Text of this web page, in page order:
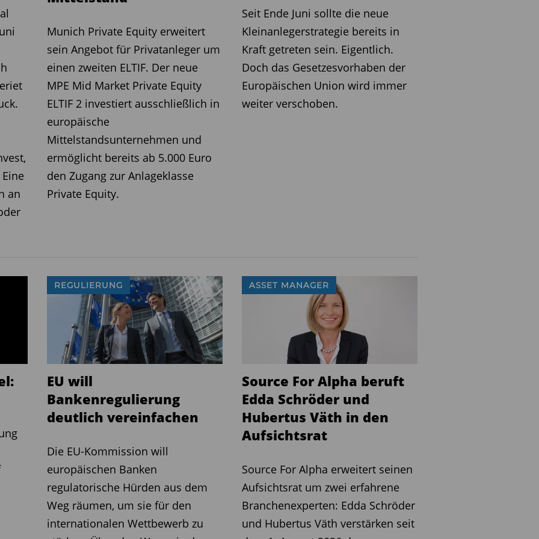
und in der Wirtschaft arbeiten lassen
für Kapital schaffen, in dem Anleger problemlos
und Unternehmen sich unabhängig von ihrem
Quellen finanzieren können
zentrale Grundsätze, auf denen
soll:
Wachstum und Beschäftigung
Kapitalmärkten ziehen
für alle 28 EU-Mitgliedstaaten schaffen, indem
Investitionen innerhalb der EU beseitigt und
globalen Kapitalmärkten fördert
stabiles Finanzsystem mit einem einheitlichen
und die Wettbewerbsfähigkeit der EU zu
und Asset Management e.V.
Plänen geäußert: „Der BVI
Kommission“, sagt Thomas Richter,
„Sie verbessern die
gesamtwirtschaftliche Aufgabe der
zwischen Kapitalangebot und -
verwalte derzeit über
Millionen private sowie
damit für Unternehmen und
und Innovation zur Verfügung.
an
Munich Private Equity erweitert
sein Angebot für Privatanleger um
einen zweiten ELTIF. Der neue
MPE Mid Market Private Equity
ELTIF 2 investiert ausschließlich in
europäische
Mittelstandsunternehmen und
ermöglicht bereits ab 5.000 Euro
den Zugang zur Anlageklasse
Private Equity.
Seit Ende Juni sollte die neue
Kleinanlegerstrategie bereits in
Kraft getreten sein. Eigentlich.
Doch das Gesetzesvorhaben der
Europäischen Union wird immer
weiter verschoben.
REGULIERUNG
EU will
Bankenregulierung
deutlich vereinfachen
Die EU-Kommission will
europäischen Banken
regulatorische Hürden aus dem
Weg räumen, um sie für den
internationalen Wettbewerb zu
ASSET MANAGER
Source For Alpha beruft
Edda Schröder und
Hubertus Väth in den
Aufsichtsrat
Source For Alpha erweitert seinen
Aufsichtsrat um zwei erfahrene
Branchenexperten: Edda Schröder
und Hubertus Väth verstärken seit